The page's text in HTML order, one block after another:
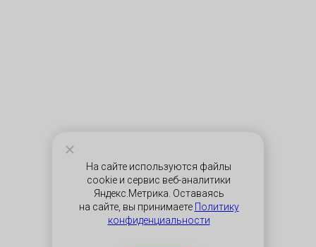
На сайте используются файлы
cookie и сервис веб-аналитики
Яндекс.Метрика. Оставаясь
на сайте, вы принимаете Политику
конфиденциальности